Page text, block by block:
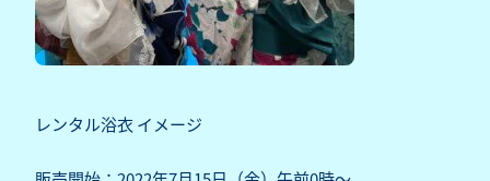
レンタル浴衣 イメージ